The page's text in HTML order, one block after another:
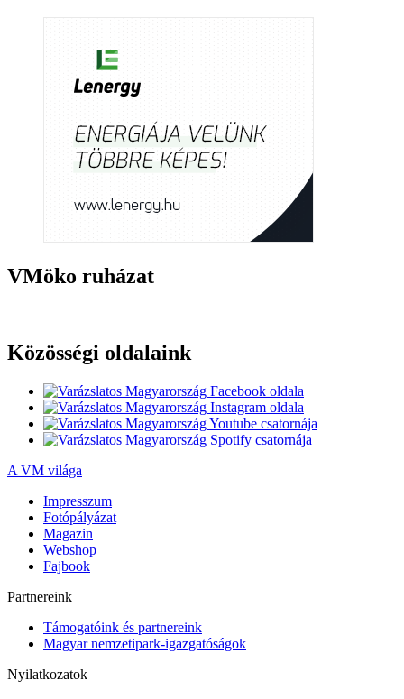
VMöko ruházat
Közösségi oldalaink
A VM világa
Impresszum
Fotópályázat
Magazin
Webshop
Fajbook
Partnereink
Támogatóink és partnereink
Magyar nemzetipark-igazgatóságok
Nyilatkozatok